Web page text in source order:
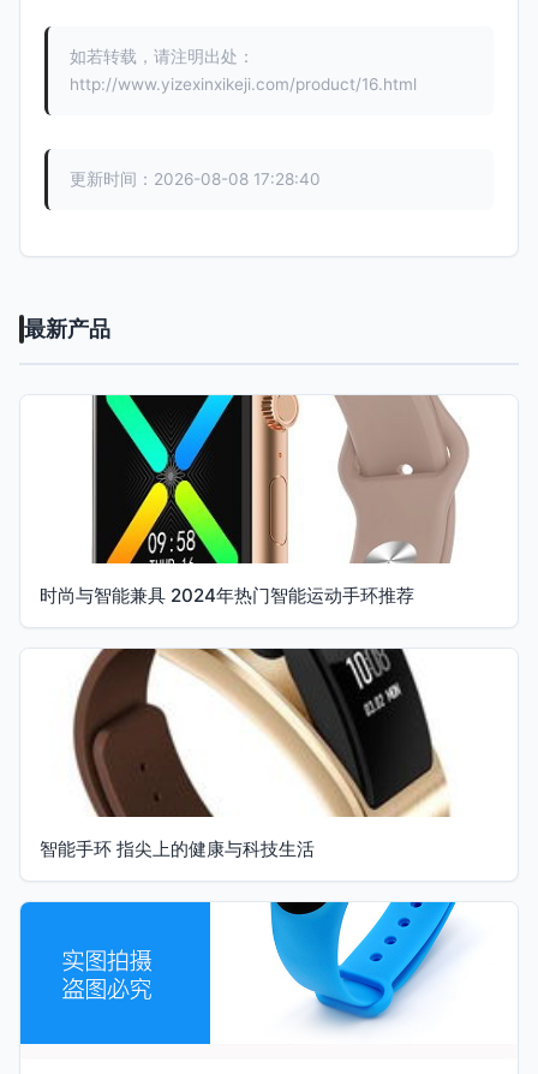
如若转载，请注明出处：
http://www.yizexinxikeji.com/product/16.html
更新时间：2026-08-08 17:28:40
最新产品
时尚与智能兼具 2024年热门智能运动手环推荐
智能手环 指尖上的健康与科技生活